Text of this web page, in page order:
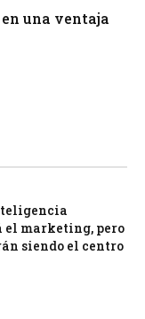
una ventaja
marketing, pero
siendo el centro